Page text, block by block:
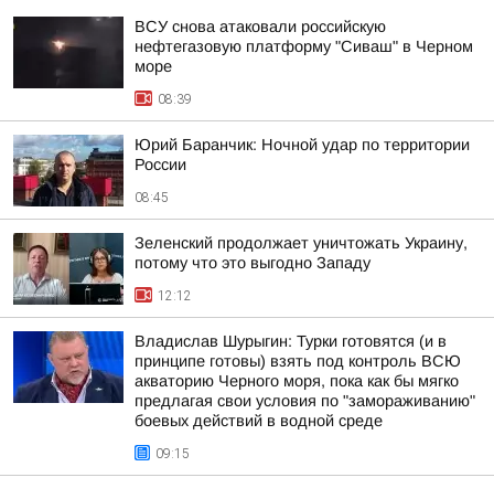
ВСУ снова атаковали российскую
нефтегазовую платформу "Сиваш" в Черном
море
08:39
Юрий Баранчик: Ночной удар по территории
России
08:45
Зеленский продолжает уничтожать Украину,
потому что это выгодно Западу
12:12
Владислав Шурыгин: Турки готовятся (и в
принципе готовы) взять под контроль ВСЮ
акваторию Черного моря, пока как бы мягко
предлагая свои условия по "замораживанию"
боевых действий в водной среде
09:15